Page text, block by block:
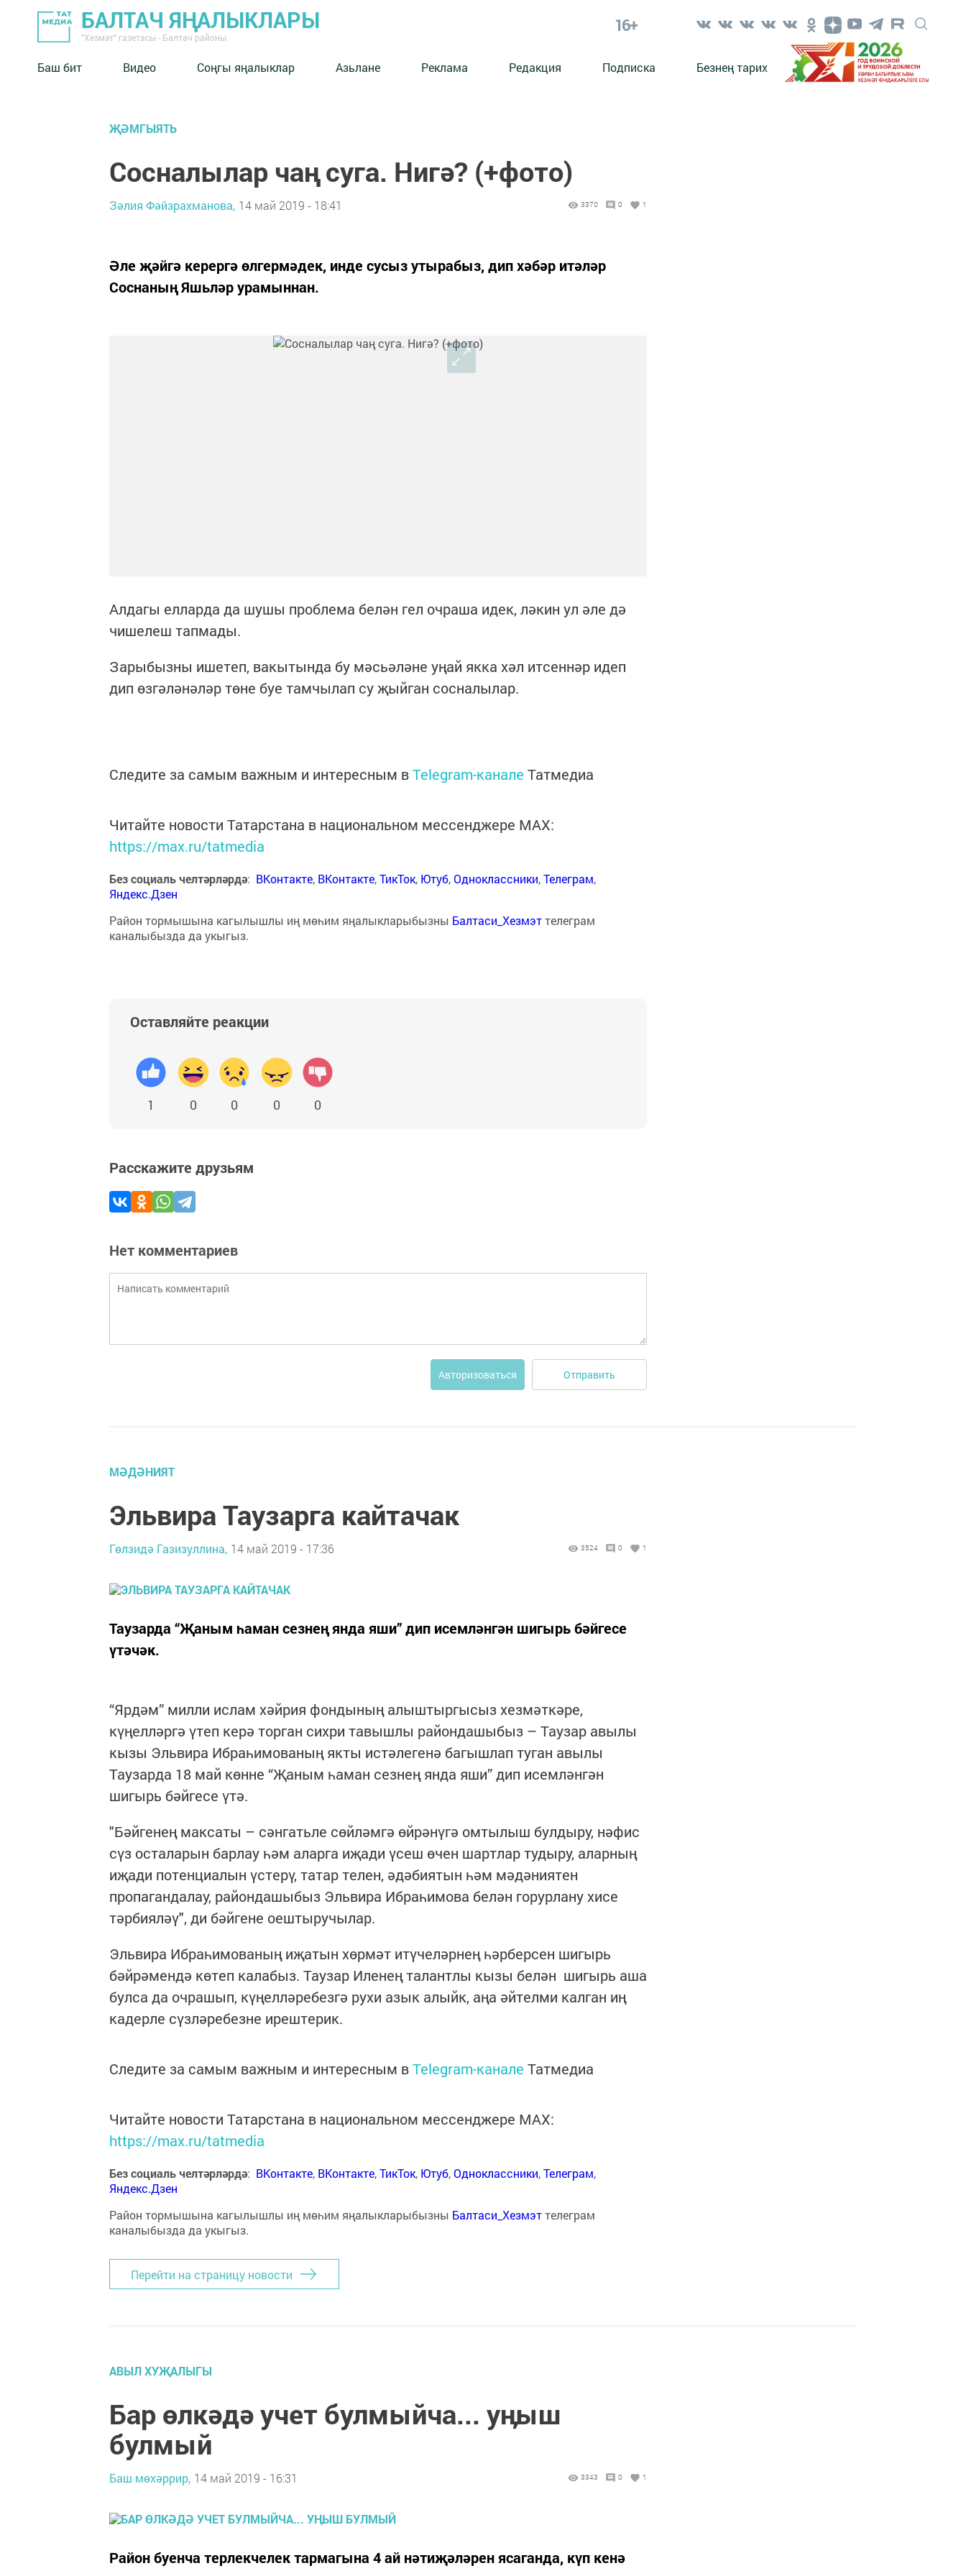
БАЛТАЧ ЯҢАЛЫКЛАРЫ
"Хезмәт" газетасы - Балтач районы
16+
Баш бит Видео Соңгы яңалыклар Азьлане Реклама Редакция Подписка Безнең тарих
ҖӘМГЫЯТЬ
Сосналылар чаң суга. Нигә? (+фото)
Зәлия Фәйзрахманова, 14 май 2019 - 18:41 3370 0 1
Әле җәйгә керергә өлгермәдек, инде сусыз утырабыз, дип хәбәр итәләр
Соснаның Яшьләр урамыннан.
Алдагы елларда да шушы проблема белән гел очраша идек, ләкин ул әле дә
чишелеш тапмады.
Зарыбызны ишетеп, вакытында бу мәсьәләне уңай якка хәл итсеннәр идеп
дип өзгәләнәләр төне буе тамчылап су җыйган сосналылар.
Следите за самым важным и интересным вTelegram-канале Татмедиа
Читайте новости Татарстана в национальном мессенджере MАХ:
https://max.ru/tatmedia
Без социаль челтәрләрдә: ВКонтакте, ВКонтакте,ТикТок, Ютуб,Одноклассники,Телеграм,
Яндекс.Дзен
Район тормышына кагылышлы иң мөһим яңалыкларыбызны Балтаси_Хезмэттелеграм
каналыбызда да укыгыз.
Оставляйте реакции
1 0 0 0 0
Расскажите друзьям
Нет комментариев
Авторизоваться Отправить
МӘДӘНИЯТ
Эльвира Таузарга кайтачак
Гөлзидә Газизуллина, 14 май 2019 - 17:36 3524 0 1
Таузарда “Җаным һаман сезнең янда яши” дип исемләнгән шигырь бәйгесе
үтәчәк.
“Ярдәм” милли ислам хәйрия фондының алыштыргысыз хезмәткәре,
күңелләргә үтеп керә торган сихри тавышлы райондашыбыз – Таузар авылы
кызы Эльвира Ибраһимованың якты истәлегенә багышлап туган авылы
Таузарда 18 май көнне “Җаным һаман сезнең янда яши” дип исемләнгән
шигырь бәйгесе үтә.
"Бәйгенең максаты – сәнгатьле сөйләмгә өйрәнүгә омтылыш булдыру, нәфис
сүз осталарын барлау һәм аларга иҗади үсеш өчен шартлар тудыру, аларның
иҗади потенциалын үстерү, татар телен, әдәбиятын һәм мәдәниятен
пропагандалау, райондашыбыз Эльвира Ибраһимова белән горурлану хисе
тәрбияләү", ди бәйгене оештыручылар.
Эльвира Ибраһимованың иҗатын хөрмәт итүчеләрнең һәрберсен шигырь
бәйрәмендә көтеп калабыз. Таузар Иленең талантлы кызы белән шигырь аша
булса да очрашып, күңелләребезгә рухи азык алыйк, аңа әйтелми калган иң
кадерле сүзләребезне ирештерик.
Следите за самым важным и интересным вTelegram-канале Татмедиа
Читайте новости Татарстана в национальном мессенджере MАХ:
https://max.ru/tatmedia
Без социаль челтәрләрдә: ВКонтакте, ВКонтакте,ТикТок, Ютуб,Одноклассники,Телеграм,
Яндекс.Дзен
Район тормышына кагылышлы иң мөһим яңалыкларыбызны Балтаси_Хезмэттелеграм
каналыбызда да укыгыз.
Перейти на страницу новости
АВЫЛ ХУҖАЛЫГЫ
Бар өлкәдә учет булмыйча... уӊыш
булмый
Баш мөхәррир, 14 май 2019 - 16:31 3343 0 1
Район буенча терлекчелек тармагына 4 ай нәтиҗәләрен ясаганда, күп кенә